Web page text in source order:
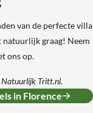
van de perfecte villa
graag! Neem
ons op.
Natuurlijk Tritt.nl.
in Florence